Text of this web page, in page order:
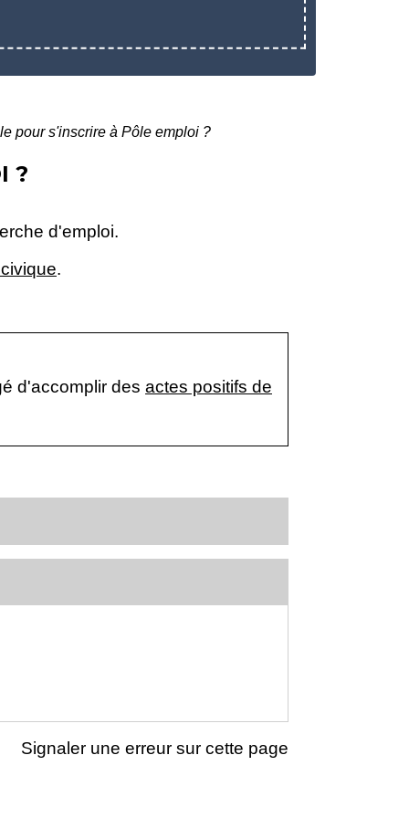
pour s'inscrire à Pôle emploi ?
?
d'emploi.
.
d'accomplir des actes positifs de
Signaler une erreur sur cette page